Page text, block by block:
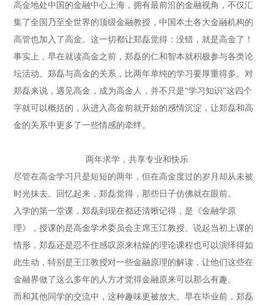
高金地处中国的金融中心上海，拥有最前沿的金融视角，不仅汇
集了全国乃至全世界的顶级金融教授，中国本土各大金融机构的
高管也加入了高金。这一切都让郑磊觉得：没错，就是高金了！
事实上，早在就读高金之前，郑磊的仁和智本就积极参与各类论
坛活动。郑磊与高金的关系，比两年单纯的学习要厚重得多。对
郑磊来说，遇见高金，成为高金人，并不只是“学习知识”这四个
字就可以概括的，从进入高金前就开始的感情沉淀，让郑磊和高
金的关系中更多了一些情感的牵绊。
两年求学，共享专业和快乐
尽管在高金学习只是短短的两年，但在高金度过的岁月却从未被
时光抹去。回忆起来，郑磊觉得，那些日子仿佛就在眼前。
入学的第一堂课，郑磊到现在都还清晰记得，是《金融学原
理》，授课的是高金学术委员会主席王江教授。说起当初上课的
情形，郑磊还是忍不住感叹原来枯燥的理论课程也可以演绎得如
此生动，特别是王江教授对一些金融原理的解读，让他们这些在
金融界做了这么多年的人方才觉得金融原来可以那么有趣。
而和其他同学的交流中，这种趣味更被放大。早在毕业前，郑磊